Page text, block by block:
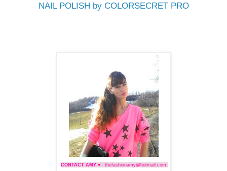
NAIL POLISH by COLORSECRET PRO
CONTACT AMY ♥ thefashionamy@hotmail.com